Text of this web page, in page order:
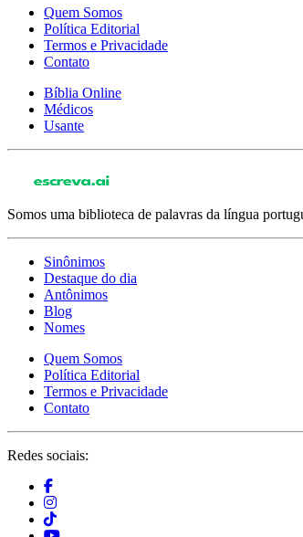
Quem Somos
Política Editorial
Termos e Privacidade
Contato
Bíblia Online
Médicos
Usante
Somos uma biblioteca de palavras da língua
Sinônimos
Destaque do dia
Antônimos
Blog
Nomes
Quem Somos
Política Editorial
Termos e Privacidade
Contato
Redes sociais: